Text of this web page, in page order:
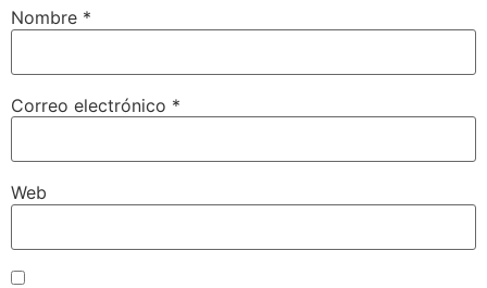
Nombre *
Correo electrónico *
Web